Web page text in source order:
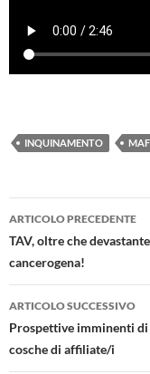
INQUINAMENTO
Navigazione
articolo
ARTICOLO PRECEDENTE
TAV, oltre che
cancerogena!
ARTICOLO SUCCESSIVO
Prospettive imminenti di
cosche di affiliate/i